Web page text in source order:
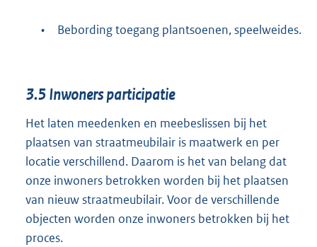
• Bebording toegang plantsoenen, speelweides.
3.5 Inwoners participatie
Het laten meedenken en meebeslissen bij het
plaatsen van straatmeubilair is maatwerk en per
locatie verschillend. Daarom is het van belang dat
onze inwoners betrokken worden bij het plaatsen
van nieuw straatmeubilair. Voor de verschillende
objecten worden onze inwoners betrokken bij het
proces.